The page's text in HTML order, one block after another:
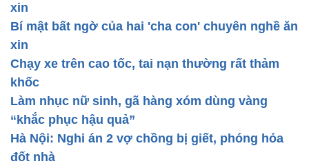
xin
Bí mật bất ngờ của hai 'cha con' chuyên nghề ăn
xin
Chạy xe trên cao tốc, tai nạn thường rất thảm
khốc
Làm nhục nữ sinh, gã hàng xóm dùng vàng
“khắc phục hậu quả”
Hà Nội: Nghi án 2 vợ chồng bị giết, phóng hỏa
đốt nhà